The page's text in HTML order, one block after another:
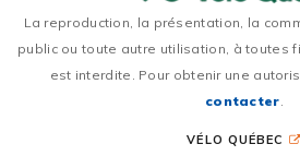
La reproduction, la présentation, la
public ou toute autre utilisation, à toutes
est interdite. Pour obtenir une
contacter
VÉLO QUÉBEC